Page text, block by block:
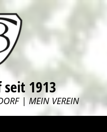
1913
| MEIN VEREIN